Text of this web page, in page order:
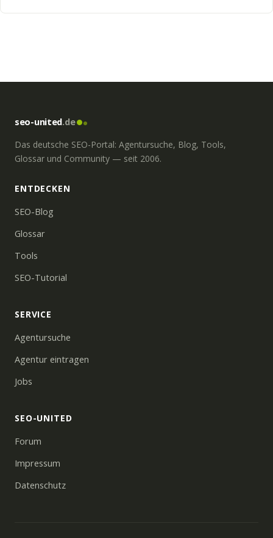
seo-united.de
Das deutsche SEO-Portal: Agentursuche, Blog, Tools,
Glossar und Community — seit 2006.
ENTDECKEN
SEO-Blog
Glossar
Tools
SEO-Tutorial
SERVICE
Agentursuche
Agentur eintragen
Jobs
SEO-UNITED
Forum
Impressum
Datenschutz